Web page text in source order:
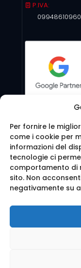
Per fornire le
come i cookie per
informazioni del
tecnologie ci
comportamento di
sito. Non
negativamente su
P.IVA:
09948610960
Seguici anche
© 2016 Web